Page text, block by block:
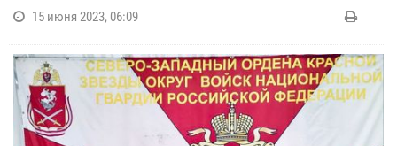
15 июня 2023, 06:09